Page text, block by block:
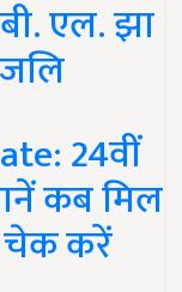
एल. झा
24वीं
कब मिल
चेक करें